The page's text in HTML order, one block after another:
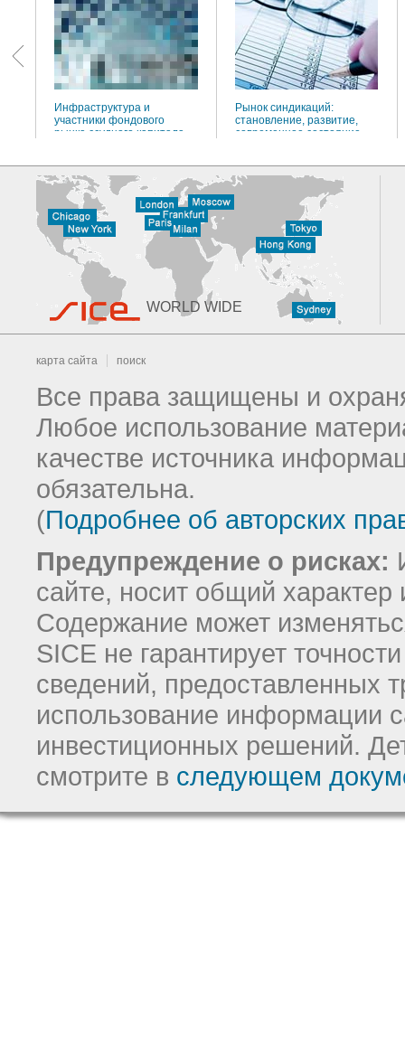
Инфраструктура и
участники фондового
рынка ссудного капитала
Рынок синдикаций:
становление, развитие,
современное состояние
WORLD WIDE
карта сайта поиск
Все права защищены и
Любое использование
качестве источника
обязательна.
(Подробнее об авторских
Предупреждение о рисках:
сайте, носит общий
Содержание может
SICE не гарантирует
сведений, предоставленных
использование информации
инвестиционных решений.
смотрите в следующем